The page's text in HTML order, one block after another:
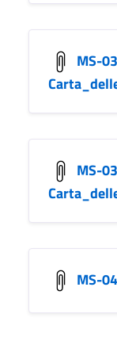
MS-
MS-
MS-